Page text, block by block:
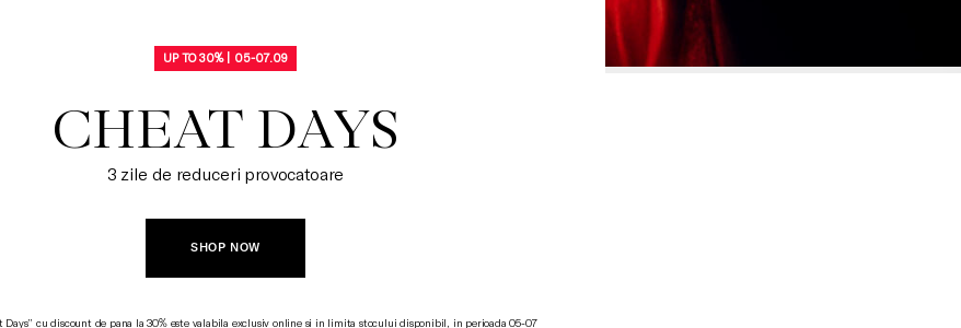
UP TO 30% | 05-07.09
CHEAT DAYS
3 zile de reduceri provocatoare
SHOP NOW
Days” cu discount de pana la 30% este valabila exclusiv online si in limita stocului disponibil, in perioada 05-07